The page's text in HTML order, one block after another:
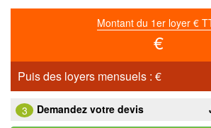
Montant du 1er loyer €
€
Puis des loyers mensuels : €
3 Demandez votre devis